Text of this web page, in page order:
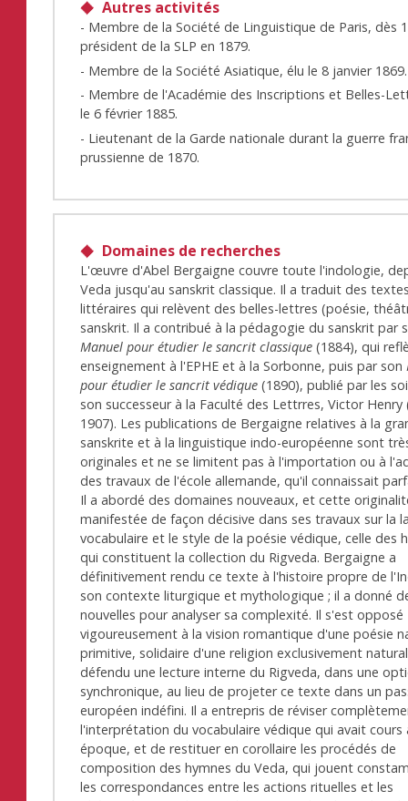
Autres activités
- Membre de la Société de Linguistique de Paris, dès
président de la SLP en 1879.
- Membre de la Société Asiatique, élu le 8 janvier 1869.
- Membre de l'Académie des Inscriptions et Belles-
le 6 février 1885.
- Lieutenant de la Garde nationale durant la guerre
prussienne de 1870.
Domaines de recherches
L'œuvre d'Abel Bergaigne couvre toute l'indologie,
Veda jusqu'au sanskrit classique. Il a traduit des
littéraires qui relèvent des belles-lettres (poésie,
sanskrit. Il a contribué à la pédagogie du sanskrit par
Manuel pour étudier le sancrit classique (1884), qui
enseignement à l'EPHE et à la Sorbonne, puis par son
pour étudier le sancrit védique (1890), publié par les
son successeur à la Faculté des Lettrres, Victor Henry
1907). Les publications de Bergaigne relatives à la
sanskrite et à la linguistique indo-européenne sont
originales et ne se limitent pas à l'importation ou à
des travaux de l'école allemande, qu'il connaissait
Il a abordé des domaines nouveaux, et cette
manifestée de façon décisive dans ses travaux sur la
vocabulaire et le style de la poésie védique, celle des
qui constituent la collection du Rigveda. Bergaigne a
définitivement rendu ce texte à l'histoire propre de
son contexte liturgique et mythologique ; il a donné
nouvelles pour analyser sa complexité. Il s'est opposé
vigoureusement à la vision romantique d'une poésie
primitive, solidaire d'une religion exclusivement
défendu une lecture interne du Rigveda, dans une
synchronique, au lieu de projeter ce texte dans un
européen indéfini. Il a entrepris de réviser
l'interprétation du vocabulaire védique qui avait cours
époque, et de restituer en corollaire les procédés de
composition des hymnes du Veda, qui jouent
les correspondances entre les actions rituelles et les